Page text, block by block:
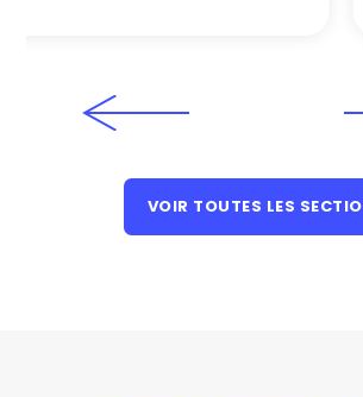
VOIR TOUTES LES